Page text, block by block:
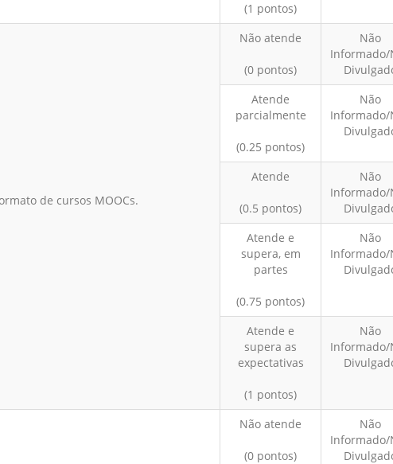
(1 pontos)
de cursos MOOCs.
Não atende
(0 pontos)
Não
Informado/
Atende
parcialmente
(0.25 pontos)
Não
Informado/
Atende
(0.5 pontos)
Não
Informado/
Atende e
supera, em
partes
(0.75 pontos)
Não
Informado/
Atende e
supera as
expectativas
(1 pontos)
Não
Informado/
Não atende
(0 pontos)
Não
Informado/